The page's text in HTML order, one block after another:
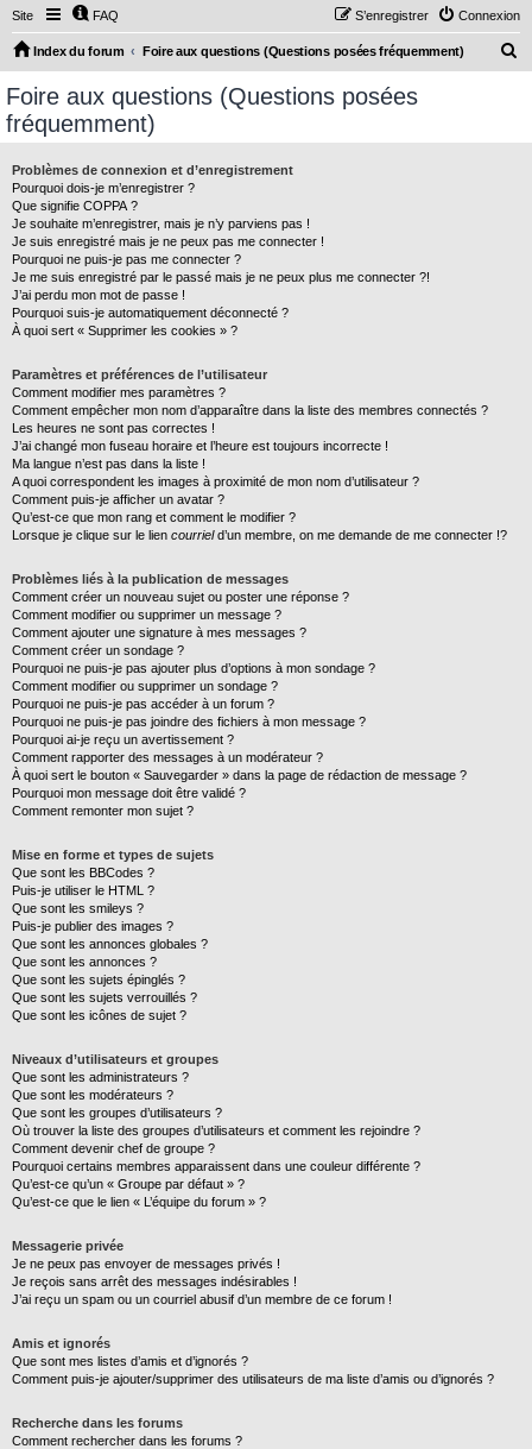
Site FAQ Connexion
S’enregistrer
Index du forum Foire aux questions (Questions posées fréquemment)
Foire aux questions (Questions posées
fréquemment)
Problèmes de connexion et d’enregistrement
Pourquoi dois-je m’enregistrer ?
Que signifie COPPA ?
Je souhaite m’enregistrer, mais je n’y parviens pas !
Je suis enregistré mais je ne peux pas me connecter !
Pourquoi ne puis-je pas me connecter ?
Je me suis enregistré par le passé mais je ne peux plus me connecter ?!
J’ai perdu mon mot de passe !
Pourquoi suis-je automatiquement déconnecté ?
À quoi sert « Supprimer les cookies » ?
Paramètres et préférences de l’utilisateur
Comment modifier mes paramètres ?
Comment empêcher mon nom d’apparaître dans la liste des membres connectés ?
Les heures ne sont pas correctes !
J’ai changé mon fuseau horaire et l’heure est toujours incorrecte !
Ma langue n’est pas dans la liste !
A quoi correspondent les images à proximité de mon nom d’utilisateur ?
Comment puis-je afficher un avatar ?
Qu’est-ce que mon rang et comment le modifier ?
Lorsque je clique sur le lien courrield’un membre, on me demande de me connecter !?
Problèmes liés à la publication de messages
Comment créer un nouveau sujet ou poster une réponse ?
Comment modifier ou supprimer un message ?
Comment ajouter une signature à mes messages ?
Comment créer un sondage ?
Pourquoi ne puis-je pas ajouter plus d’options à mon sondage ?
Comment modifier ou supprimer un sondage ?
Pourquoi ne puis-je pas accéder à un forum ?
Pourquoi ne puis-je pas joindre des fichiers à mon message ?
Pourquoi ai-je reçu un avertissement ?
Comment rapporter des messages à un modérateur ?
À quoi sert le bouton « Sauvegarder » dans la page de rédaction de message ?
Pourquoi mon message doit être validé ?
Comment remonter mon sujet ?
Mise en forme et types de sujets
Que sont les BBCodes ?
Puis-je utiliser le HTML ?
Que sont les smileys ?
Puis-je publier des images ?
Que sont les annonces globales ?
Que sont les annonces ?
Que sont les sujets épinglés ?
Que sont les sujets verrouillés ?
Que sont les icônes de sujet ?
Niveaux d’utilisateurs et groupes
Que sont les administrateurs ?
Que sont les modérateurs ?
Que sont les groupes d’utilisateurs ?
Où trouver la liste des groupes d’utilisateurs et comment les rejoindre ?
Comment devenir chef de groupe ?
Pourquoi certains membres apparaissent dans une couleur différente ?
Qu’est-ce qu’un « Groupe par défaut » ?
Qu’est-ce que le lien « L’équipe du forum » ?
Messagerie privée
Je ne peux pas envoyer de messages privés !
Je reçois sans arrêt des messages indésirables !
J’ai reçu un spam ou un courriel abusif d’un membre de ce forum !
Amis et ignorés
Que sont mes listes d’amis et d’ignorés ?
Comment puis-je ajouter/supprimer des utilisateurs de ma liste d’amis ou d’ignorés ?
Recherche dans les forums
Comment rechercher dans les forums ?